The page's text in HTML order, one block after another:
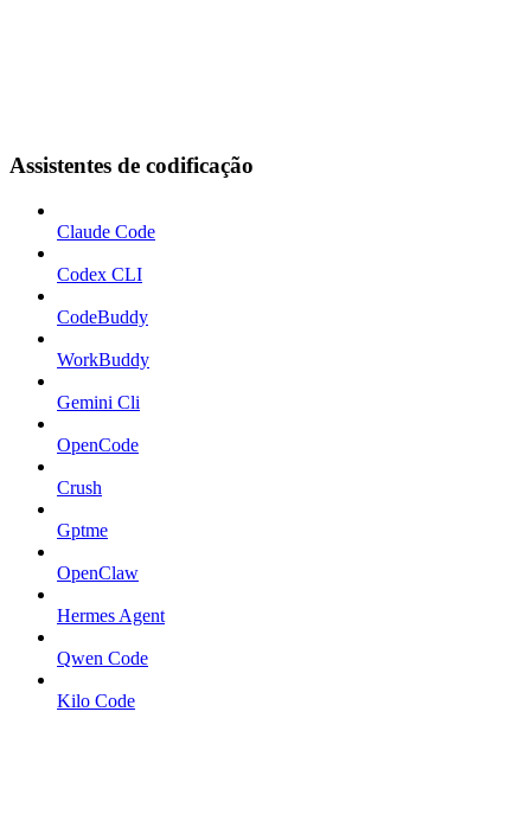
Assistentes de codificação
Claude Code
Codex CLI
CodeBuddy
WorkBuddy
Gemini Cli
OpenCode
Crush
Gptme
OpenClaw
Hermes Agent
Qwen Code
Kilo Code